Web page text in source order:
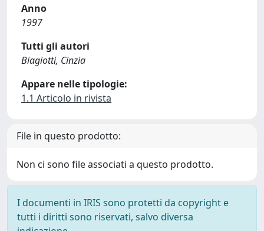
Anno
1997
Tutti gli autori
Biagiotti, Cinzia
Appare nelle tipologie:
1.1 Articolo in rivista
File in questo prodotto:
Non ci sono file associati a questo prodotto.
I documenti in IRIS sono protetti da copyright e
tutti i diritti sono riservati, salvo diversa